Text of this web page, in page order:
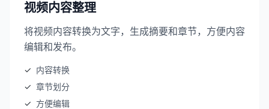
视频内容整理
将视频内容转换为文字，生成摘要和章节，方便内容
编辑和发布。
✓ 内容转换
✓ 章节划分
✓ 方便编辑